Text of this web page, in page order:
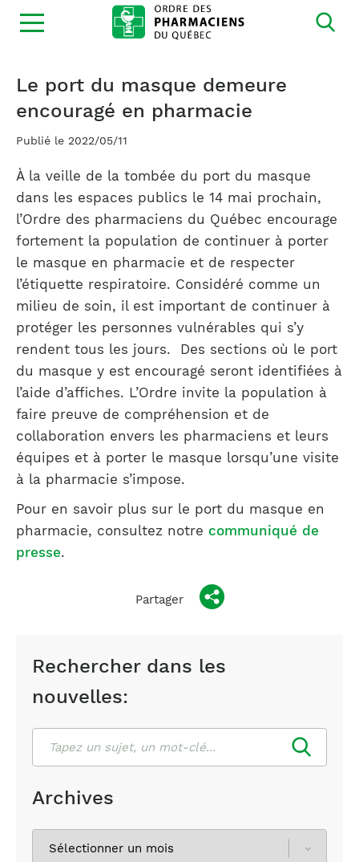
Ouvrir
la
Rechercher dans les
nouvelles:
Archives
Le port du masque demeure
encouragé en pharmacie
Publié le 2022/05/11
À la veille de la tombée du port du masque
dans les espaces publics le 14 mai prochain,
l’Ordre des pharmaciens du Québec encourage
fortement la population de continuer à porter
le masque en pharmacie et de respecter
l’étiquette respiratoire. Considéré comme un
milieu de soin, il est important de continuer à
protéger les personnes vulnérables qui s’y
rendent tous les jours. Des sections où le port
du masque y est encouragé seront identifiées à
l’aide d’affiches. L’Ordre invite la population à
faire preuve de compréhension et de
collaboration envers les pharmaciens et leurs
équipes et à porter le masque lorsqu’une visite
à la pharmacie s’impose.
Pour en savoir plus sur le port du masque en
pharmacie, consultez notre communiqué de
presse.
Partager